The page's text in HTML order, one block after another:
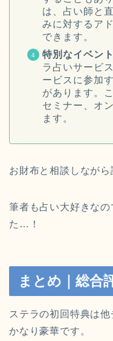
は、占い師と
みに対するア
できます。
特別なイベン
ラ占いサービ
ービスに参加
があります。
セミナー、オ
ます。
お財布と相談しなが
筆者も占い大好きな
た…！
まとめ｜総合
ステラの初回特典は
かなり豪華です。